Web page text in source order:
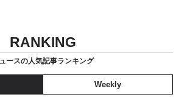
RANKING
ースの人気記事ランキング
Weekly